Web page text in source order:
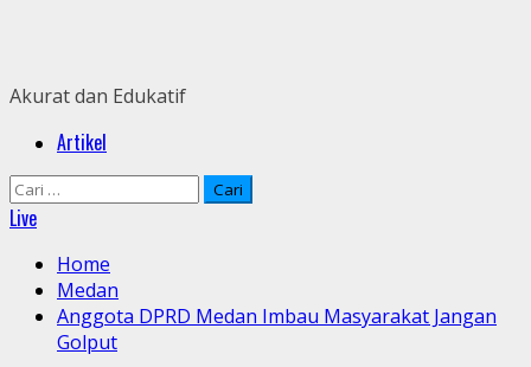
Akurat dan Edukatif
PrimaryArtikel
Cari
untuk:
Live
Home
Medan
Anggota DPRD Medan Imbau Masyarakat Jangan
Golput